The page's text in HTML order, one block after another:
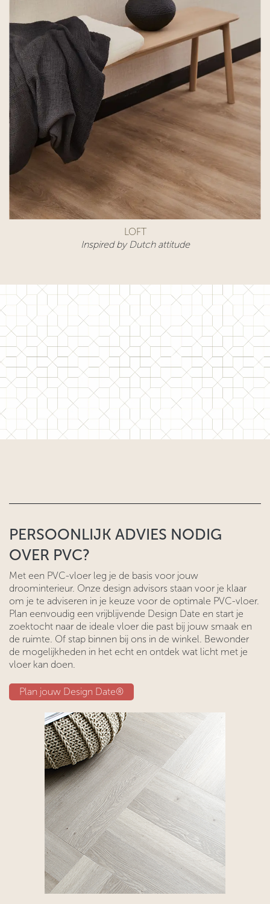
LOFT
Inspired by Dutch attitude​
PERSOONLIJK ADVIES NODIG
OVER PVC?
Met een PVC-vloer leg je de basis voor jouw
droominterieur. Onze design advisors staan voor je klaar
om je te adviseren in je keuze voor de optimale PVC-vloer.
Plan eenvoudig een vrijblijvende Design Date en start je
zoektocht naar de ideale vloer die past bij jouw smaak en
de ruimte. Of stap binnen bij ons in de winkel. Bewonder
de mogelijkheden in het echt en ontdek wat licht met je
vloer kan doen.
Plan jouw Design Date®